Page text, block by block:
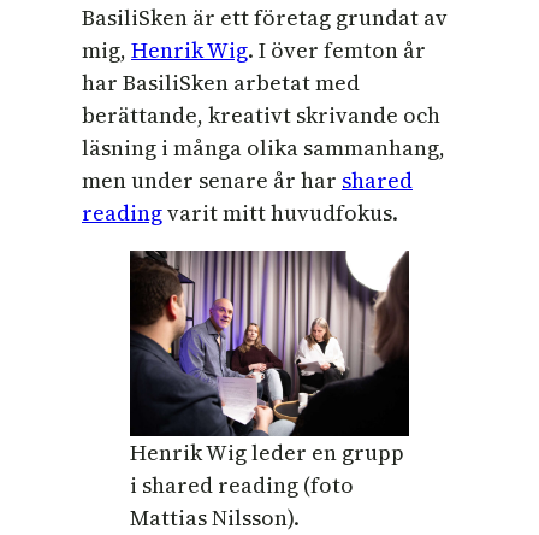
BasiliSken är ett företag grundat av
mig, Henrik Wig. I över femton år
har BasiliSken arbetat med
berättande, kreativt skrivande och
läsning i många olika sammanhang,
men under senare år har shared
readingvarit mitt huvudfokus.
Henrik Wig leder en grupp
i shared reading (foto
Mattias Nilsson).